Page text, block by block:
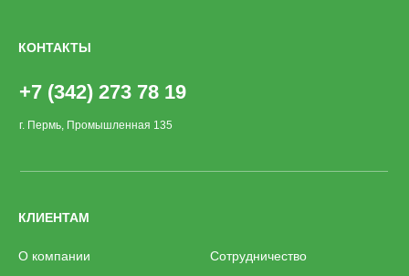
КЛИЕНТАМ
КОНТАКТЫ
+7 (342) 273 78 19
О компании
Сотрудничество
г. Пермь, Промышленная 135